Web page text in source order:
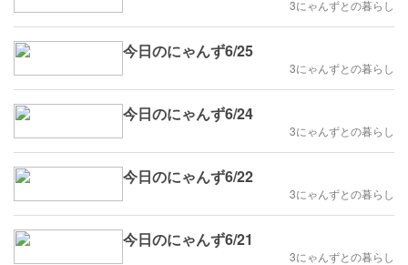
3にゃんずとの暮らし
今日のにゃんず6/25
3にゃんずとの暮らし
今日のにゃんず6/24
3にゃんずとの暮らし
今日のにゃんず6/22
3にゃんずとの暮らし
今日のにゃんず6/21
3にゃんずとの暮らし